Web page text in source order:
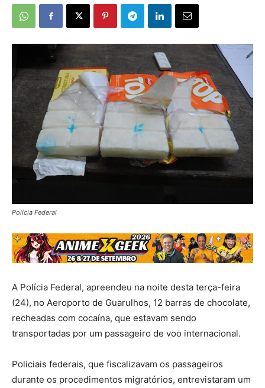
Polícia Federal
A Polícia Federal, apreendeu na noite desta terça-feira
(24), no Aeroporto de Guarulhos, 12 barras de chocolate,
recheadas com cocaína, que estavam sendo
transportadas por um passageiro de voo internacional.
Policiais federais, que fiscalizavam os passageiros
durante os procedimentos migratórios, entrevistaram um